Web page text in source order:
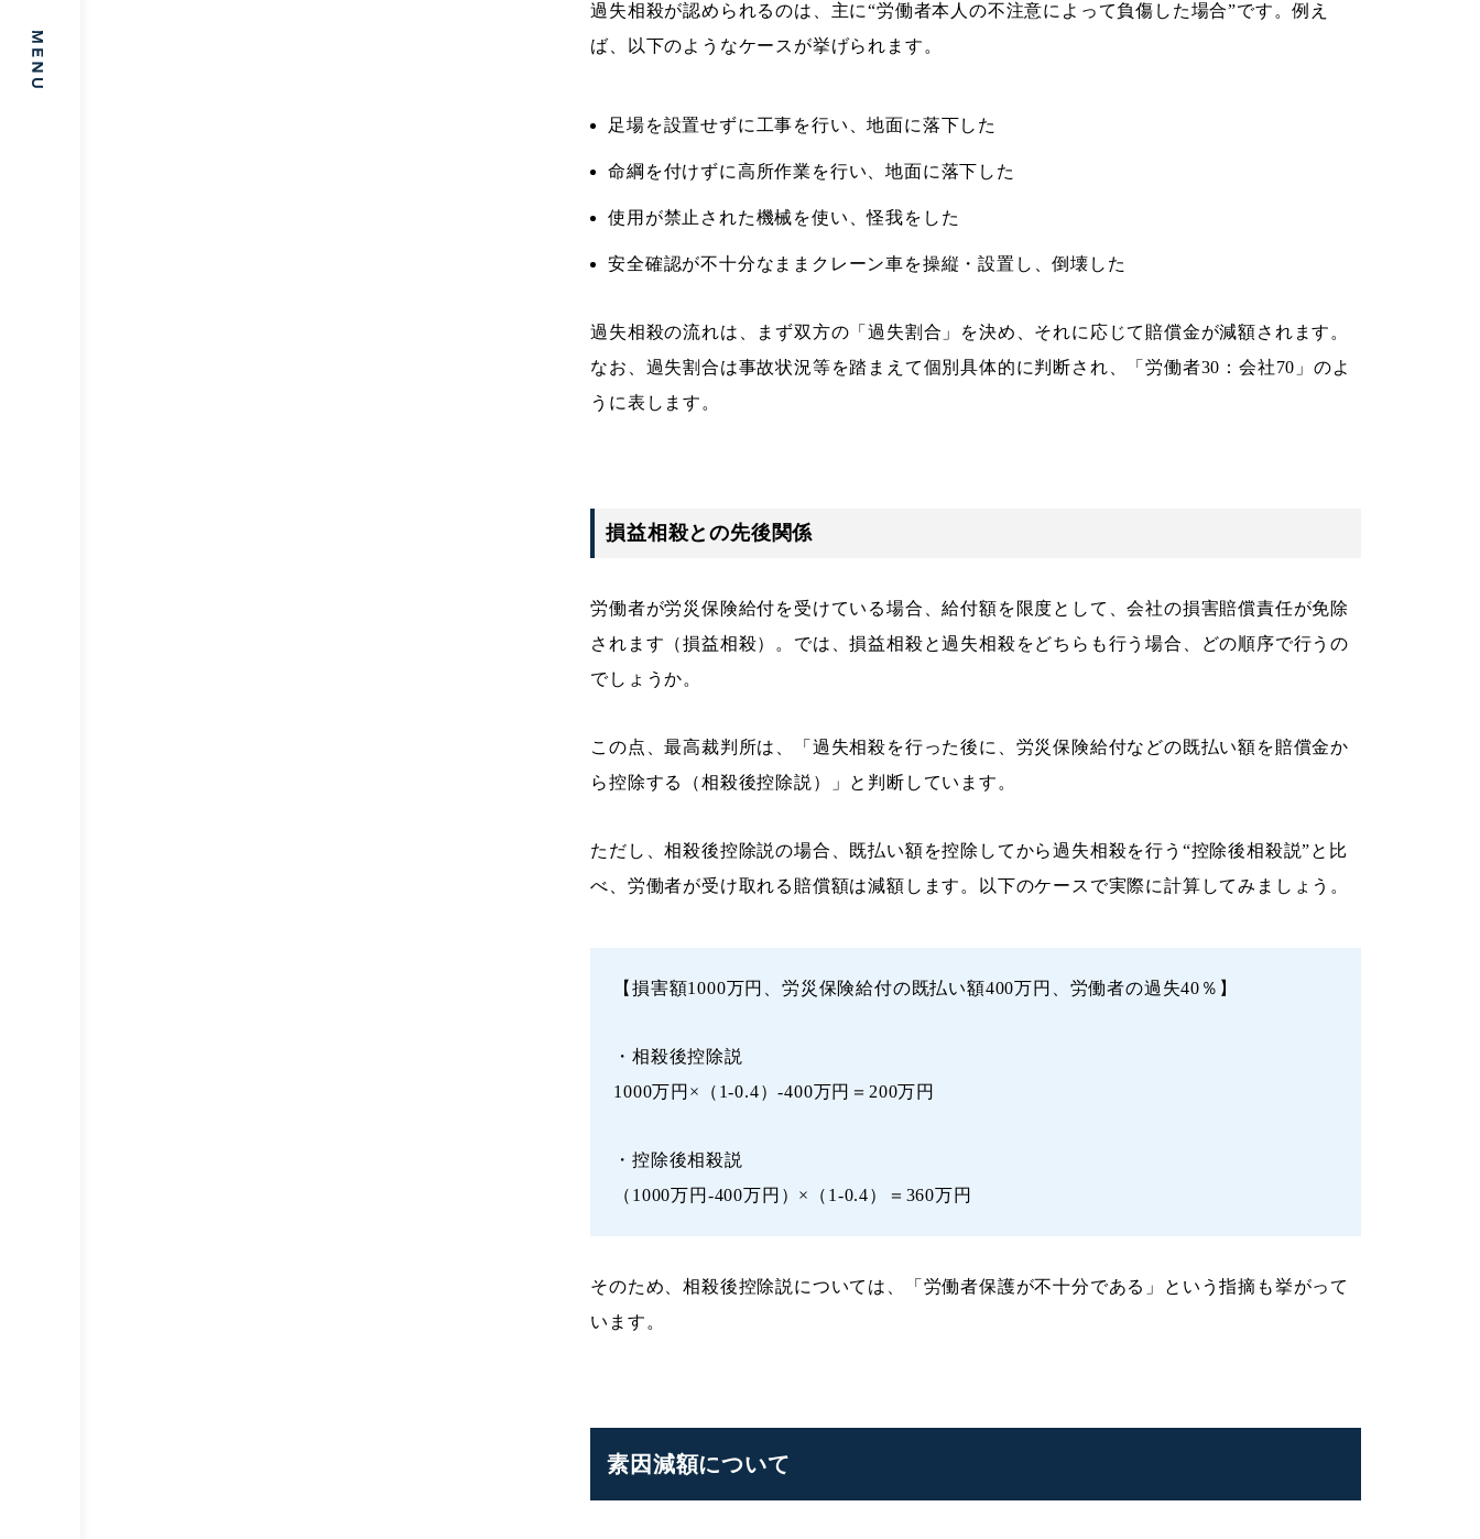
過失相殺が認められるのは、主に“労働者本人の不注意によって負傷した場合”です。例え
ば、以下のようなケースが挙げられます。
足場を設置せずに工事を行い、地面に落下した
命綱を付けずに高所作業を行い、地面に落下した
使用が禁止された機械を使い、怪我をした
安全確認が不十分なままクレーン車を操縦・設置し、倒壊した
過失相殺の流れは、まず双方の「過失割合」を決め、それに応じて賠償金が減額されます。
なお、過失割合は事故状況等を踏まえて個別具体的に判断され、「労働者30：会社70」のよ
うに表します。
損益相殺との先後関係
労働者が労災保険給付を受けている場合、給付額を限度として、会社の損害賠償責任が免除
されます（損益相殺）。では、損益相殺と過失相殺をどちらも行う場合、どの順序で行うの
でしょうか。
この点、最高裁判所は、「過失相殺を行った後に、労災保険給付などの既払い額を賠償金か
ら控除する（相殺後控除説）」と判断しています。
ただし、相殺後控除説の場合、既払い額を控除してから過失相殺を行う“控除後相殺説”と比
べ、労働者が受け取れる賠償額は減額します。以下のケースで実際に計算してみましょう。
【損害額1000万円、労災保険給付の既払い額400万円、労働者の過失40％】
・相殺後控除説
1000万円×（1-0.4）-400万円＝200万円
・控除後相殺説
（1000万円-400万円）×（1-0.4）＝360万円
そのため、相殺後控除説については、「労働者保護が不十分である」という指摘も挙がって
います。
素因減額について